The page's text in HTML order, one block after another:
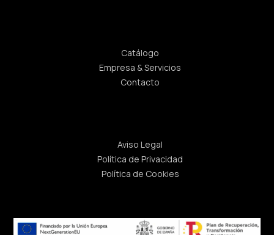
Catálogo
Empresa & Servicios
Contacto
Aviso Legal
Política de Privacidad
Política de Cookies